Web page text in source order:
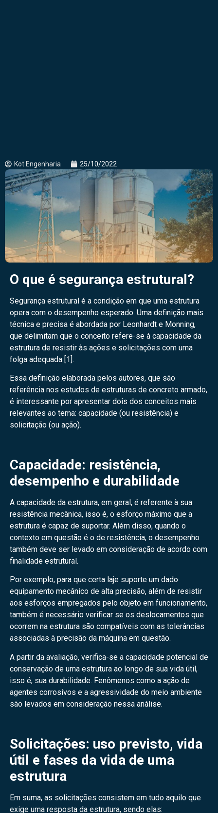
Kot Engenharia 25/10/2022
O que é segurança estrutural?
Segurança estrutural é a condição em que uma estrutura
opera com o desempenho esperado. Uma definição mais
técnica e precisa é abordada por Leonhardt e Monning,
que delimitam que o conceito refere-se à capacidade da
estrutura de resistir às ações e solicitações com uma
folga adequada [1].
Essa definição elaborada pelos autores, que são
referência nos estudos de estruturas de concreto armado,
é interessante por apresentar dois dos conceitos mais
relevantes ao tema: capacidade (ou resistência) e
solicitação (ou ação).
Capacidade: resistência,
desempenho e durabilidade
A capacidade da estrutura, em geral, é referente à sua
resistência mecânica, isso é, o esforço máximo que a
estrutura é capaz de suportar. Além disso, quando o
contexto em questão é o de resistência, o desempenho
também deve ser levado em consideração de acordo com
finalidade estrutural.
Por exemplo, para que certa laje suporte um dado
equipamento mecânico de alta precisão, além de resistir
aos esforços empregados pelo objeto em funcionamento,
também é necessário verificar se os deslocamentos que
ocorrem na estrutura são compatíveis com as tolerâncias
associadas à precisão da máquina em questão.
A partir da avaliação, verifica-se a capacidade potencial de
conservação de uma estrutura ao longo de sua vida útil,
isso é, sua durabilidade. Fenômenos como a ação de
agentes corrosivos e a agressividade do meio ambiente
são levados em consideração nessa análise.
Solicitações: uso previsto, vida
útil e fases da vida de uma
estrutura
Em suma, as solicitações consistem em tudo aquilo que
exige uma resposta da estrutura, sendo elas: